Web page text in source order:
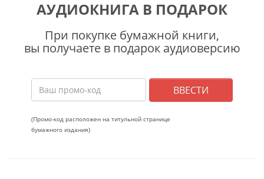
АУДИОКНИГА В ПОДАРОК
При покупке бумажной книги,
вы получаете в подарок аудиоверсию
ВВЕСТИ
(Промо-код расположен на титульной странице
бумажного издания)